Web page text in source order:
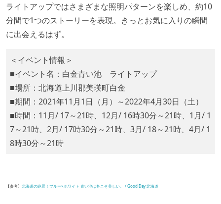
ライトアップではさまざまな照明パターンを楽しめ、約10
分間で1つのストーリーを表現。きっとお気に入りの瞬間
に出会えるはず。
＜イベント情報＞
■イベント名：白金青い池 ライトアップ
■場所：北海道上川郡美瑛町白金
■期間：2021年11月1日（月）～2022年4月30日（土）
■時間：11月/ 17～21時、12月/ 16時30分～21時、1月/ 1
7～21時、2月/ 17時30分～21時、3月/ 18～21時、4月/ 1
8時30分～21時
【参考】 北海道の絶景！ブルー×ホワイト 青い池は冬こそ美しい。 / Good Day 北海道